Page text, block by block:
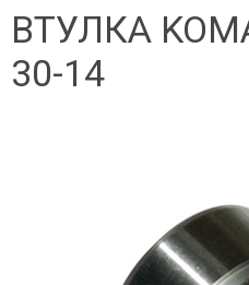
ВТУЛКА
30-14